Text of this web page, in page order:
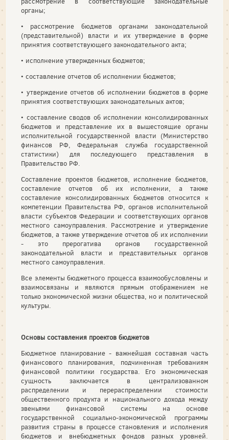
органы;
• рассмотрение бюджетов органами законодательной
(представительной) власти и их утверждение в форме
принятия соответствующего законодательного акта;
• исполнение утвержденных бюджетов;
• составление отчетов об исполнении бюджетов;
• утверждение отчетов об исполнении бюджетов в форме
принятия соответствующих законодательных актов;
• составление сводов об исполнении консолидированных
бюджетов и представление их в вышестоящие органы
исполнительной государственной власти (Министерство
финансов РФ, Федеральная служба государственной
статистики) для последующего представления в
Правительство РФ.
Составление проектов бюджетов, исполнение бюджетов,
составление отчетов об их исполнении, а также
составление консолидированных бюджетов относится к
компетенции Правительства РФ, органов исполнительной
власти субъектов Федерации и соответствующих органов
местного самоуправления. Рассмотрение и утверждение
бюджетов, а также утверждение отчетов об их исполнении
- это прерогатива органов государственной
законодательной власти и представительных органов
местного самоуправления.
Все элементы бюджетного процесса взаимообусловлены и
взаимосвязаны и являются прямым отображением не
только экономической жизни общества, но и политической
культуры.
Основы составления проектов бюджетов
Бюджетное планирование - важнейшая составная часть
финансового планирования, подчиненная требованиям
финансовой политики государства. Его экономическая
сущность заключается в централизованном
распределении и перераспределении стоимости
общественного продукта и национального дохода между
звеньями финансовой системы на основе
государственной социально-экономической программы
развития страны в процессе становления и исполнения
бюджетов и внебюджетных фондов разных уровней.